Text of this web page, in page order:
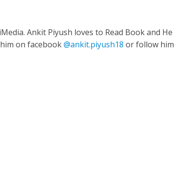
धमालAnkit Piyush loves to Read Book and He
him on facebook@ankit.piyush18 or follow him